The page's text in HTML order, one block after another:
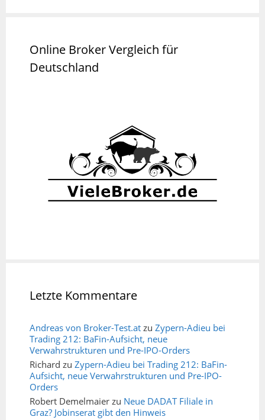
Online Broker Vergleich für
Deutschland
Letzte Kommentare
Andreas von Broker-Test.at zu Zypern-Adieu bei
Trading 212: BaFin-Aufsicht, neue
Verwahrstrukturen und Pre-IPO-Orders
Richard zu Zypern-Adieu bei Trading 212: BaFin-
Aufsicht, neue Verwahrstrukturen und Pre-IPO-
Orders
Robert Demelmaier zu Neue DADAT Filiale in
Graz? Jobinserat gibt den Hinweis